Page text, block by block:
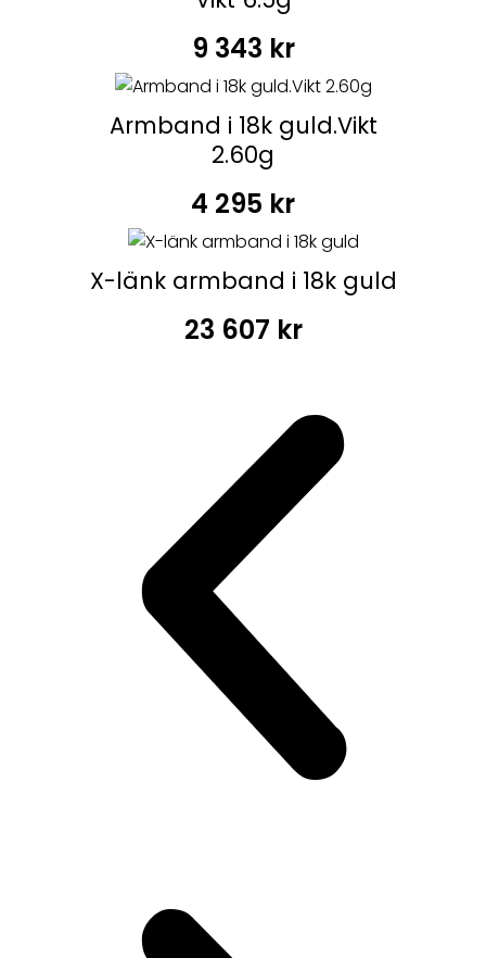
9 343 kr
Armband i 18k guld.Vikt
2.60g
4 295 kr
X-länk armband i 18k guld
23 607 kr